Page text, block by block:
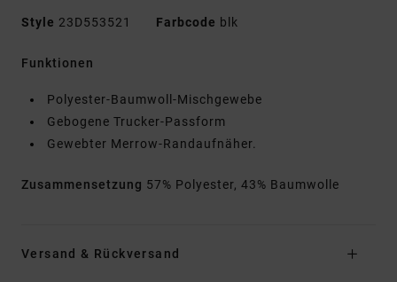
Style 23D553521 Farbcode blk
Funktionen
Polyester-Baumwoll-Mischgewebe
Gebogene Trucker-Passform
Gewebter Merrow-Randaufnäher.
Zusammensetzung 57% Polyester, 43% Baumwolle
Versand & Rückversand